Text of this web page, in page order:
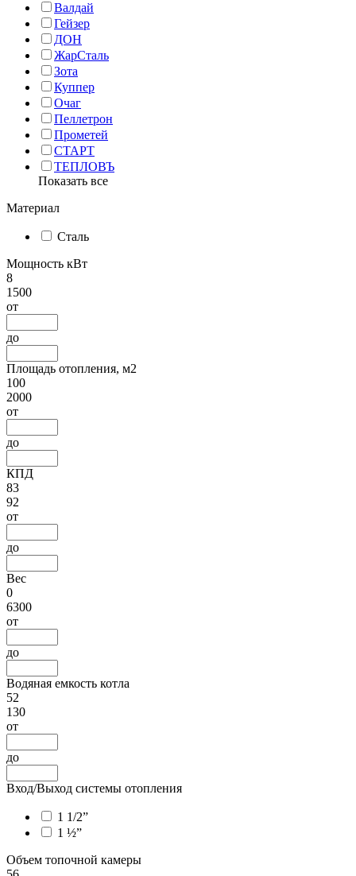
Валдай
Гейзер
ДОН
ЖарСталь
Зота
Куппер
Очаг
Пеллетрон
Прометей
СТАРТ
ТЕПЛОВЪ
Показать все
Материал
Сталь
Мощность кВт
8
1500
от
до
Площадь отопления, м2
100
2000
от
до
КПД
83
92
от
до
Вес
0
6300
от
до
Водяная емкость котла
52
130
от
до
Вход/Выход системы отопления
1 1/2”
1 ½”
Объем топочной камеры